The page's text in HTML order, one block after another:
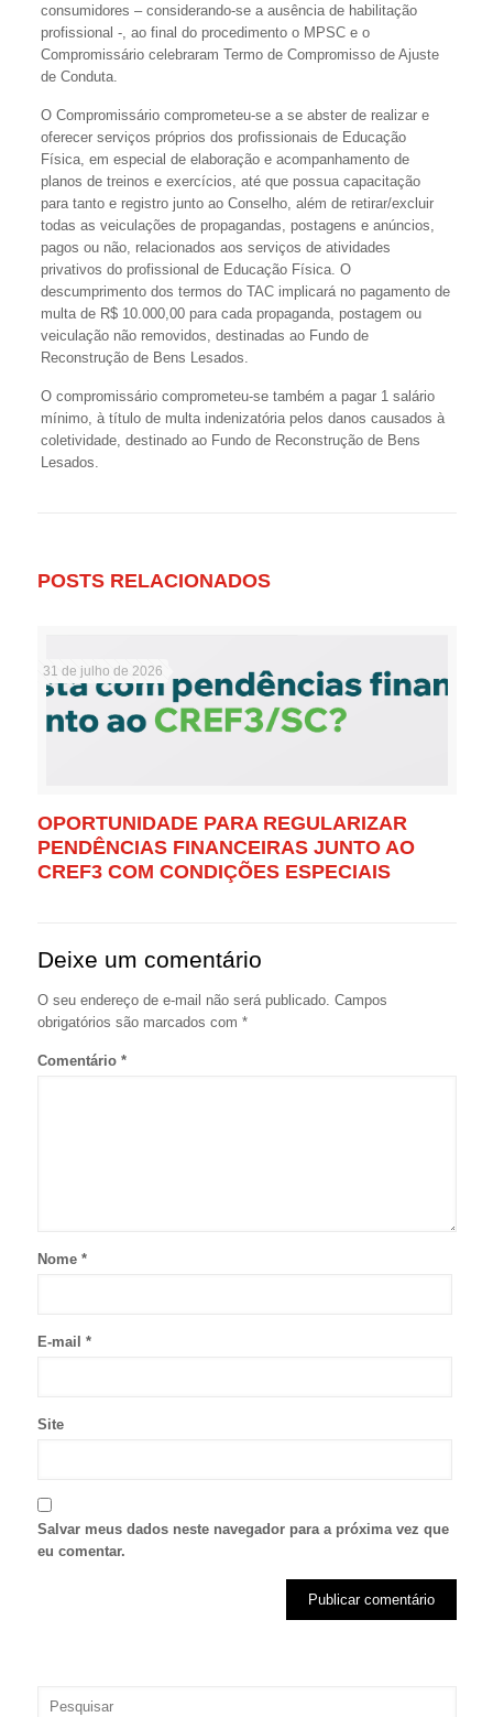
consumidores – considerando-se a ausência de habilitação
profissional -, ao final do procedimento o MPSC e o
Compromissário celebraram Termo de Compromisso de Ajuste
de Conduta.
O Compromissário comprometeu-se a se abster de realizar e
oferecer serviços próprios dos profissionais de Educação
Física, em especial de elaboração e acompanhamento de
planos de treinos e exercícios, até que possua capacitação
para tanto e registro junto ao Conselho, além de retirar/excluir
todas as veiculações de propagandas, postagens e anúncios,
pagos ou não, relacionados aos serviços de atividades
privativos do profissional de Educação Física. O
descumprimento dos termos do TAC implicará no pagamento de
multa de R$ 10.000,00 para cada propaganda, postagem ou
veiculação não removidos, destinadas ao Fundo de
Reconstrução de Bens Lesados.
O compromissário comprometeu-se também a pagar 1 salário
mínimo, à título de multa indenizatória pelos danos causados à
coletividade, destinado ao Fundo de Reconstrução de Bens
Lesados.
POSTS RELACIONADOS
31 de julho de 2026
OPORTUNIDADE PARA REGULARIZAR
PENDÊNCIAS FINANCEIRAS JUNTO AO
CREF3 COM CONDIÇÕES ESPECIAIS
Deixe um comentário
O seu endereço de e-mail não será publicado. Campos
obrigatórios são marcados com *
Comentário *
Nome *
E-mail *
Site
Salvar meus dados neste navegador para a próxima vez que
eu comentar.